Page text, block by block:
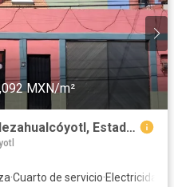
MXN/m²
Casa Sola en Las Águilas, Nezahualcóyotl, Estado de México
·Cuarto de servicio·Electricidad